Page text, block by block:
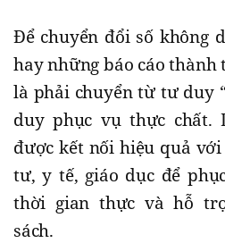
Để chuyển đổi số không
hay những báo cáo
là phải chuyển từ tư duy
duy phục vụ thực chất.
được kết nối hiệu quả
tư, y tế, giáo dục để
thời gian thực và hỗ
sách.